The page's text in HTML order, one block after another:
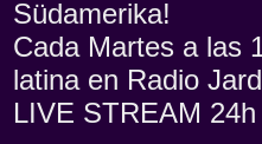
Südamerika!
Cada Martes a las
latina en Radio
LIVE STREAM